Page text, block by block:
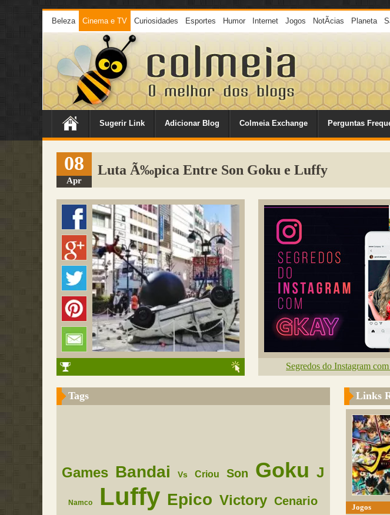
Beleza Cinema e TV Curiosidades Esportes Humor Internet Jogos NotÃ­cias Planeta
Sugerir Link Adicionar Blog Colmeia Exchange Perguntas
08
Apr
Luta Ã‰pica Entre Son Goku e Luffy
Segredos do Instagram
Tags
Games Bandai Vs Criou Son Goku J
Namco Luffy Epico Victory Cenario
Links
Jogos